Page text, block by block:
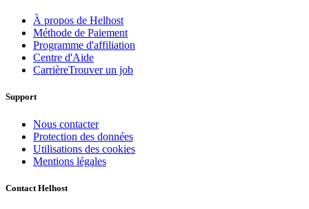
À propos de Helhost
Méthode de Paiement
Programme d'affiliation
Centre d'Aide
CarrièreTrouver un job
Support
Nous contacter
Protection des données
Utilisations des cookies
Mentions légales
Contact Helhost